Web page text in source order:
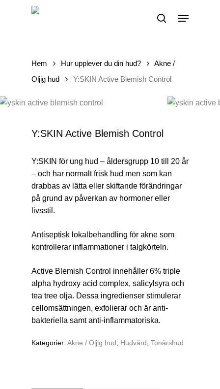
search
Menu
Hem Hur upplever du din hud?
Akne /
Oljig hud
Y:SKIN Active Blemish Control
Y:SKIN Active Blemish Control
Y:SKIN för ung hud – åldersgrupp 10 till 20 år
– och har normalt frisk hud men som kan
drabbas av lätta eller skiftande förändringar
på grund av påverkan av hormoner eller
livsstil.
Antiseptisk lokalbehandling för akne som
kontrollerar inflammationer i talgkörteln.
Active Blemish Control innehåller 6% triple
alpha hydroxy acid complex, salicylsyra och
tea tree olja. Dessa ingredienser stimulerar
cellomsättningen, exfolierar och är anti-
bakteriella samt anti-inflammatoriska.
Kategorier: Akne / Oljig hud Hudvård Tonårshud